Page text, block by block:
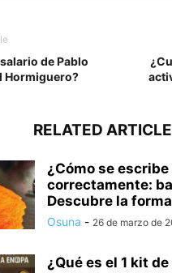
de Pablo
Hormiguero?
RELATED
¿Cómo se escribe
correctamente:
Descubre la
Osuna - 26 de marzo de
¿Qué es el 1 kit